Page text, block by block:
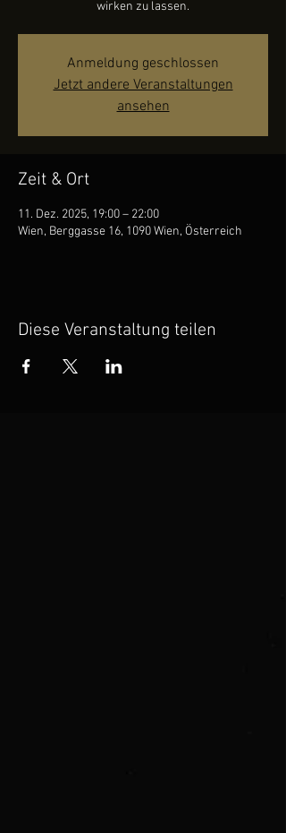
wirken zu lassen.
Anmeldung geschlossen
Jetzt andere Veranstaltungen
ansehen
Zeit & Ort
11. Dez. 2025, 19:00 – 22:00
Wien, Berggasse 16, 1090 Wien, Österreich
Diese Veranstaltung teilen